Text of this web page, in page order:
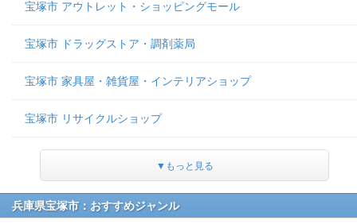
宝塚市 アウトレット・ショッピングモール
宝塚市 ドラッグストア・調剤薬局
宝塚市 家具屋・雑貨屋・インテリアショップ
宝塚市 リサイクルショップ
▼もっと見る
兵庫県宝塚市：おすすめジャンル